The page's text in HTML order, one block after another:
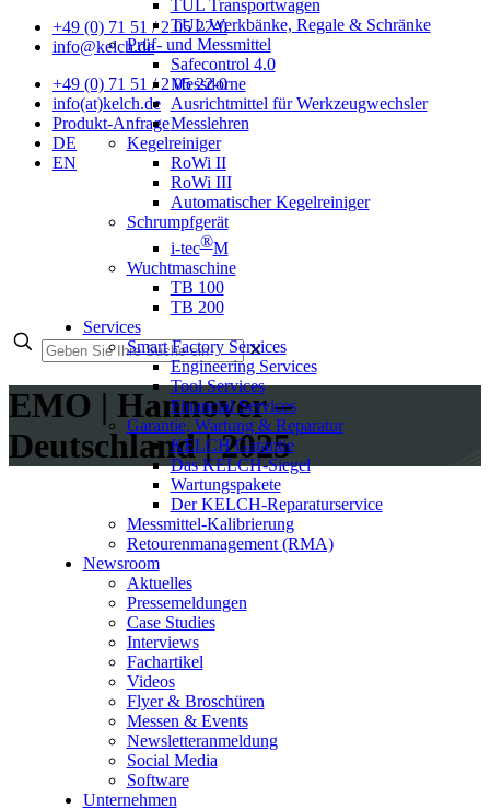
+49 (0) 71 51 / 2 05 22-0
info@kelch.de
+49 (0) 71 51 / 2 05 22-0
info(at)kelch.de
Produkt-Anfrage
DE
EN
TUL Transportwagen
TUL Werkbänke, Regale & Schränke
Prüf- und Messmittel
Safecontrol 4.0
Messdorne
Ausrichtmittel für Werkzeugwechsler
Messlehren
Kegelreiniger
RoWi II
RoWi III
Automatischer Kegelreiniger
Schrumpfgerät
i-tec®M
Wuchtmaschine
TB 100
TB 200
Services
Smart Factory Services
Engineering Services
Tool Services
Financial Services
Garantie, Wartung & Reparatur
KELCH Garantie
Das KELCH-Siegel
Wartungspakete
Der KELCH-Reparaturservice
Messmittel-Kalibrierung
Retourenmanagement (RMA)
Newsroom
Aktuelles
Pressemeldungen
Case Studies
Interviews
Fachartikel
Videos
Flyer & Broschüren
Messen & Events
Newsletteranmeldung
Social Media
Software
Unternehmen
✕
EMO | Hannover –
Deutschland | 2025